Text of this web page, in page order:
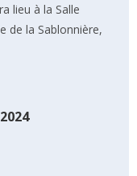
lieu à la Salle
de la Sablonnière,